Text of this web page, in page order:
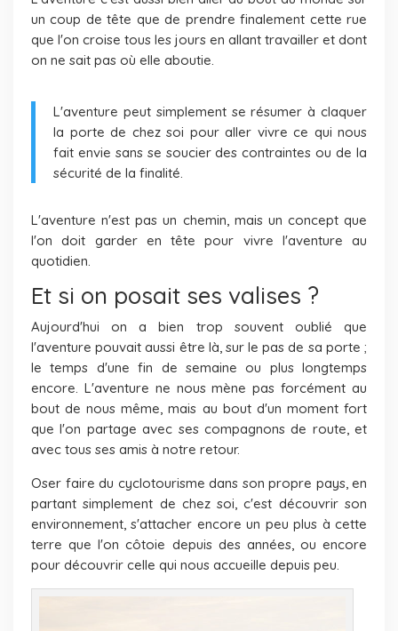
un coup de tête que de prendre finalement cette rue
que l'on croise tous les jours en allant travailler et dont
on ne sait pas où elle aboutie.
L'aventure peut simplement se résumer à claquer
la porte de chez soi pour aller vivre ce qui nous
fait envie sans se soucier des contraintes ou de la
sécurité de la finalité.
L'aventure n'est pas un chemin, mais un concept que
l'on doit garder en tête pour vivre l'aventure au
quotidien.
Et si on posait ses valises ?
Aujourd'hui on a bien trop souvent oublié que
l'aventure pouvait aussi être là, sur le pas de sa porte ;
le temps d'une fin de semaine ou plus longtemps
encore. L'aventure ne nous mène pas forcément au
bout de nous même, mais au bout d'un moment fort
que l'on partage avec ses compagnons de route, et
avec tous ses amis à notre retour.
Oser faire du cyclotourisme dans son propre pays, en
partant simplement de chez soi, c'est découvrir son
environnement, s'attacher encore un peu plus à cette
terre que l'on côtoie depuis des années, ou encore
pour découvrir celle qui nous accueille depuis peu.